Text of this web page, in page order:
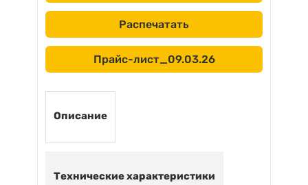
Распечатать
Прайс-лист_09.03.26
Описание
Технические характеристики